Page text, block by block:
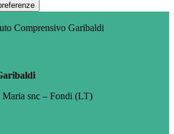
Comprensivo Garibaldi
snc – Fondi (LT)